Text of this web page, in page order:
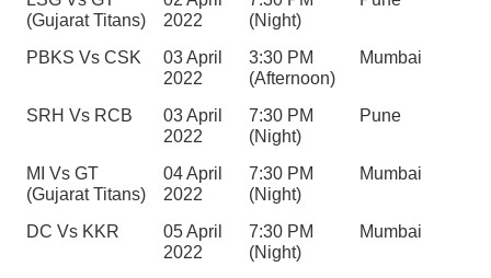
(Gujarat Titans)
2022
(Night)
PBKS Vs CSK
03 April
2022
3:30 PM
(Afternoon)
Mumbai
SRH Vs RCB
03 April
2022
7:30 PM
(Night)
Pune
MI Vs GT
(Gujarat Titans)
04 April
2022
7:30 PM
(Night)
Mumbai
DC Vs KKR
05 April
2022
7:30 PM
(Night)
Mumbai